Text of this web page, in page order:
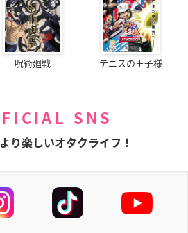
呪術廻戦 テニスの王子様
SNS
り楽しいオタクライフ！